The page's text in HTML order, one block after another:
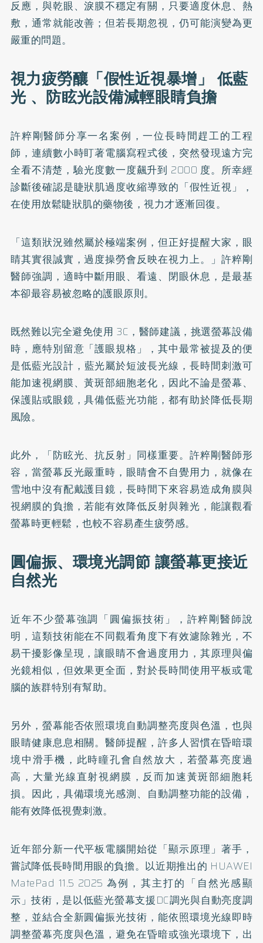
反應，與乾眼、淚膜不穩定有關，只要適度休息、熱
敷，通常就能改善；但若長期忽視，仍可能演變為更
嚴重的問題。
視力疲勞釀「假性近視暴增」 低藍
光 、防眩光設備減輕眼睛負擔
許粹剛醫師分享一名案例，一位長時間趕工的工程
師，連續數小時盯著電腦寫程式後，突然發現遠方完
全看不清楚，驗光度數一度飆升到 2000 度。所幸經
診斷後確認是睫狀肌過度收縮導致的「假性近視」，
在使用放鬆睫狀肌的藥物後，視力才逐漸回復。
「這類狀況雖然屬於極端案例，但正好提醒大家，眼
睛其實很誠實，過度操勞會反映在視力上。」許粹剛
醫師強調，適時中斷用眼、看遠、閉眼休息，是最基
本卻最容易被忽略的護眼原則。
既然難以完全避免使用 3C，醫師建議，挑選螢幕設備
時，應特別留意「護眼規格」，其中最常被提及的便
是低藍光設計，藍光屬於短波長光線，長時間刺激可
能加速視網膜、黃斑部細胞老化，因此不論是螢幕、
保護貼或眼鏡，具備低藍光功能，都有助於降低長期
風險。
此外，「防眩光、抗反射」同樣重要。許粹剛醫師形
容，當螢幕反光嚴重時，眼睛會不自覺用力，就像在
雪地中沒有配戴護目鏡，長時間下來容易造成角膜與
視網膜的負擔，若能有效降低反射與雜光，能讓觀看
螢幕時更輕鬆，也較不容易產生疲勞感。
圓偏振、環境光調節 讓螢幕更接近
自然光
近年不少螢幕強調「圓偏振技術」，許粹剛醫師說
明，這類技術能在不同觀看角度下有效濾除雜光，不
易干擾影像呈現，讓眼睛不會過度用力，其原理與偏
光鏡相似，但效果更全面，對於長時間使用平板或電
腦的族群特別有幫助。
另外，螢幕能否依照環境自動調整亮度與色溫，也與
眼睛健康息息相關。醫師提醒，許多人習慣在昏暗環
境中滑手機，此時瞳孔會自然放大，若螢幕亮度過
高，大量光線直射視網膜，反而加速黃斑部細胞耗
損。因此，具備環境光感測、自動調整功能的設備，
能有效降低視覺刺激。
近年部分新一代平板電腦開始從「顯示原理」著手，
嘗試降低長時間用眼的負擔。以近期推出的 HUAWEI
MatePad 11.5 2025 為例，其主打的「自然光感顯
示」技術，是以低藍光螢幕支援DC調光與自動亮度調
整，並結合全新圓偏振光技術，能依照環境光線即時
調整螢幕亮度與色溫，避免在昏暗或強光環境下，出